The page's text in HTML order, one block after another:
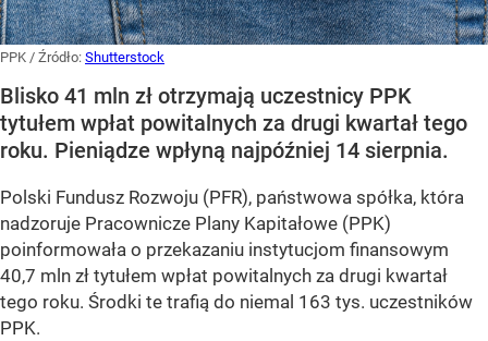
PPK / Źródło: Shutterstock
Blisko 41 mln zł otrzymają uczestnicy PPK
tytułem wpłat powitalnych za drugi kwartał tego
roku. Pieniądze wpłyną najpóźniej 14 sierpnia.
Polski Fundusz Rozwoju (PFR), państwowa spółka, która
nadzoruje Pracownicze Plany Kapitałowe (PPK)
poinformowała o przekazaniu instytucjom finansowym
40,7 mln zł tytułem wpłat powitalnych za drugi kwartał
tego roku. Środki te trafią do niemal 163 tys. uczestników
PPK.